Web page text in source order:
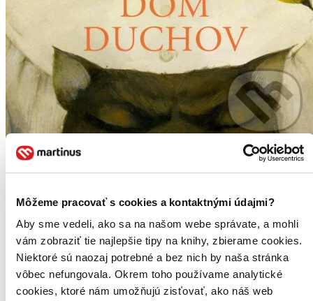
Môžeme pracovať s cookies a kontaktnými údajmi?
Aby sme vedeli, ako sa na našom webe správate, a mohli
vám zobraziť tie najlepšie tipy na knihy, zbierame cookies.
Niektoré sú naozaj potrebné a bez nich by naša stránka
vôbec nefungovala. Okrem toho používame analytické
cookies, ktoré nám umožňujú zisťovať, ako náš web